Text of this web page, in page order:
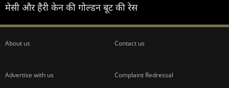
मेसी और हैरी केन की गोल्डन बूट की रेस
About us Contact us
Advertise with us Complaint Redressal